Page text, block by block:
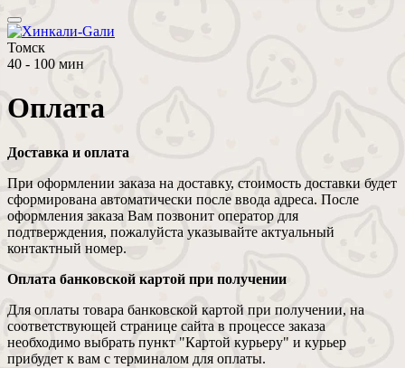
Томск
40 - 100 мин
Оплата
Доставка и оплата
При оформлении заказа на доставку, стоимость доставки будет
сформирована автоматически после ввода адреса. После
оформления заказа Вам позвонит оператор для
подтверждения, пожалуйста указывайте актуальный
контактный номер.
Оплата банковской картой при получении
Для оплаты товара банковской картой при получении, на
соответствующей странице сайта в процессе заказа
необходимо выбрать пункт "Картой курьеру" и курьер
прибудет к вам с терминалом для оплаты.